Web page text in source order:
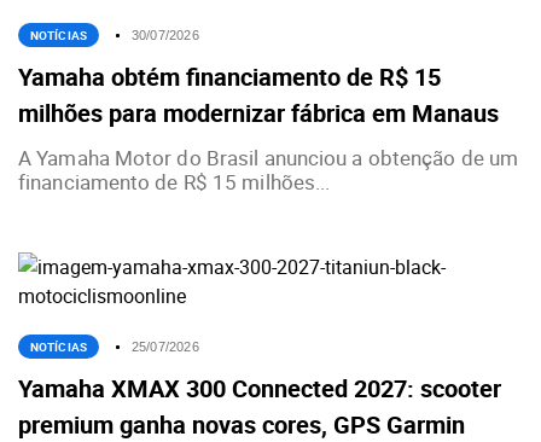
NOTÍCIAS 30/07/2026
Yamaha obtém financiamento de R$ 15
milhões para modernizar fábrica em Manaus
A Yamaha Motor do Brasil anunciou a obtenção de um
financiamento de R$ 15 milhões...
NOTÍCIAS 25/07/2026
Yamaha XMAX 300 Connected 2027: scooter
premium ganha novas cores, GPS Garmin